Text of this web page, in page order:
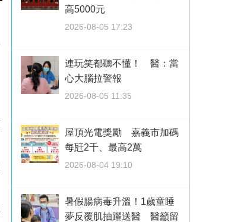
高5000元
2026-08-05 17:23
連玩笑都聽不懂！ 醫：當
心大腦拉警報
2026-08-05 11:35
屋頂光電獎勵 嘉義市加碼
每瓩2千、最高2萬
2026-08-04 19:10
暑假腸病毒升溫！1歲童睡
夢反覆肌抽躍送醫 醫籲留